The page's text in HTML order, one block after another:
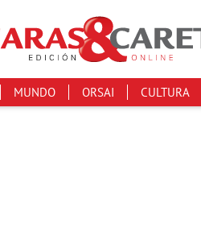
MUNDO ORSAI CULTURA